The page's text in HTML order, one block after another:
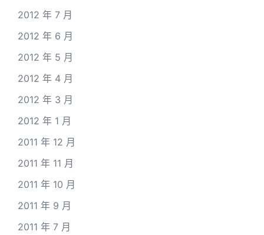
2012 年 7 月
2012 年 6 月
2012 年 5 月
2012 年 4 月
2012 年 3 月
2012 年 1 月
2011 年 12 月
2011 年 11 月
2011 年 10 月
2011 年 9 月
2011 年 7 月